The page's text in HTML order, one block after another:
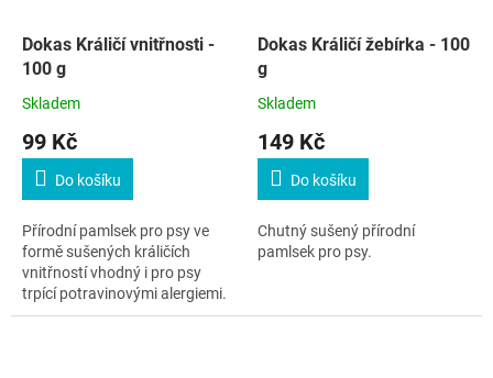
Dokas Králičí vnitřnosti -
100 g
Skladem
99 Kč
Do košíku
Přírodní pamlsek pro psy ve
formě sušených králičích
vnitřností vhodný i pro psy
trpící potravinovými alergiemi.
Dokas Králičí žebírka - 100
g
Skladem
149 Kč
Do košíku
Chutný sušený přírodní
pamlsek pro psy.